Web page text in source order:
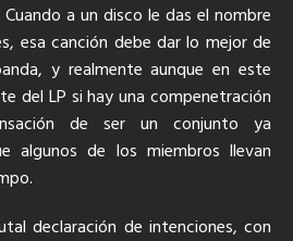
a un disco le das el nombre
esa canción debe dar lo mejor de
y realmente aunque en este
del LP si hay una compenetración
de ser un conjunto ya
algunos de los miembros llevan
declaración de intenciones, con